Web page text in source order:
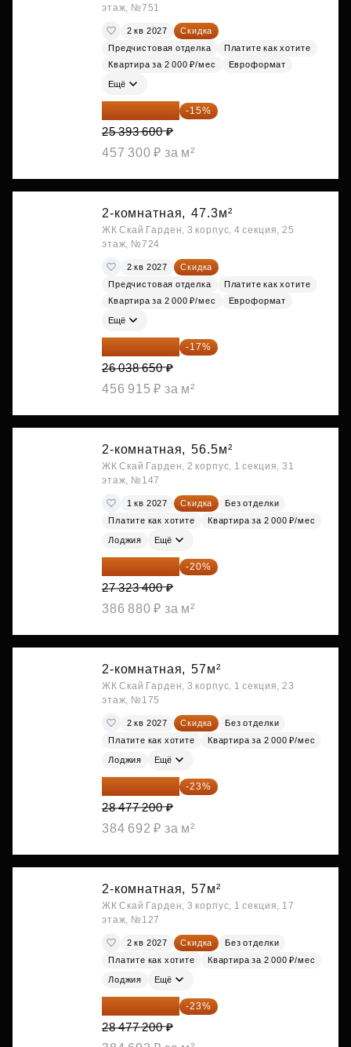
этаж, №751
2 кв 2027
Скидка
Предчистовая отделка
Платите как хотите
Квартира за 2 000 ₽/мес
Евроформат
Ещё
21 584 560 ₽ -15%
25 393 600 ₽
457 300 ₽ за м²
2-комнатная, 47.3м²
ЖК Скай Гарден, 3 корпус, 4 секция, 25
этаж, №724
2 кв 2027
Скидка
Предчистовая отделка
Платите как хотите
Квартира за 2 000 ₽/мес
Евроформат
Ещё
21 612 080 ₽ -17%
26 038 650 ₽
456 915 ₽ за м²
2-комнатная, 56.5м²
ЖК Скай Гарден, 2 корпус, 1 секция, 31
этаж, №147
1 кв 2027 Скидка
Без отделки
Платите как хотите
Квартира за 2 000 ₽/мес
Лоджия Ещё
21 858 720 ₽ -20%
27 323 400 ₽
386 880 ₽ за м²
2-комнатная, 57м²
ЖК Скай Гарден, 3 корпус, 1 секция, 23
этаж, №175
2 кв 2027 Скидка
Без отделки
Платите как хотите
Квартира за 2 000 ₽/мес
Лоджия Ещё
21 927 444 ₽ -23%
28 477 200 ₽
384 692 ₽ за м²
2-комнатная, 57м²
ЖК Скай Гарден, 3 корпус, 1 секция, 17
этаж, №127
2 кв 2027 Скидка
Без отделки
Платите как хотите
Квартира за 2 000 ₽/мес
Лоджия Ещё
21 927 444 ₽ -23%
28 477 200 ₽